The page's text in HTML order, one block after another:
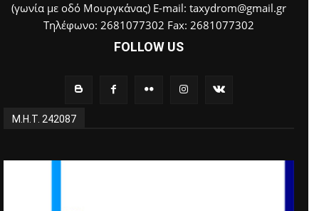
(γωνία με οδό Μουργκάνας) E-mail: taxydrom@gmail.gr
Τηλέφωνο: 2681077302 Fax: 2681077302
FOLLOW US
Μ.Η.Τ. 242087